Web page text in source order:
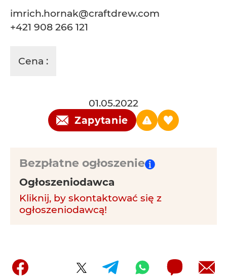
imrich.hornak@craftdrew.com
+421 908 266 121
Cena :
01.05.2022
Zapytanie
Bezpłatne ogłoszenie
Ogłoszeniodawca
Kliknij, by skontaktować się z
ogłoszeniodawcą!